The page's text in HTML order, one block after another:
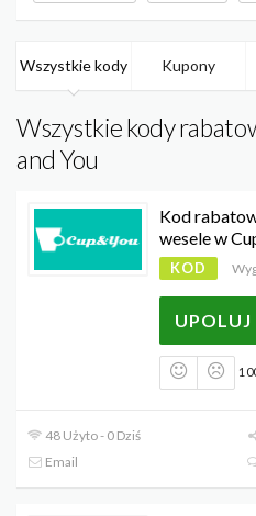
Wszystkie kody Kupony
Wszystkie kody
and You
Kod
wesele w
KOD
UPOLUJ
48 Użyto - 0 Dziś
Email